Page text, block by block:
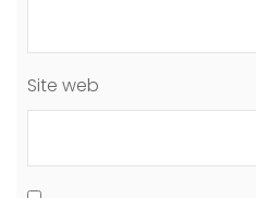
Site web